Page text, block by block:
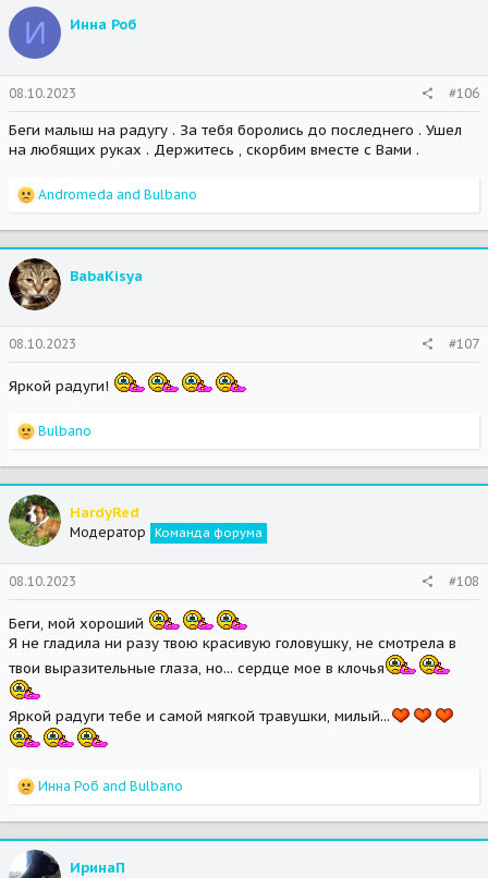
t
i
o
n
s
:
И Инна Роб
08.10.2023 #106
Беги малыш на радугу . За тебя боролись до последнего . Ушел
на любящих руках . Держитесь , скорбим вместе с Вами .
R
a
c
t
i
o
n
s
:
Аndromeda and Bulbano
BabaKisya
08.10.2023 #107
Яркой радуги!
R
a
c
t
i
o
n
s
:
Bulbano
HardyRed
Модератор Команда форума
08.10.2023 #108
Беги, мой хороший
Я не гладила ни разу твою красивую головушку, не смотрела в
твои выразительные глаза, но... сердце мое в клочья
Яркой радуги тебе и самой мягкой травушки, милый...
R
a
c
t
Инна Роб and Bulbano
ИринаП